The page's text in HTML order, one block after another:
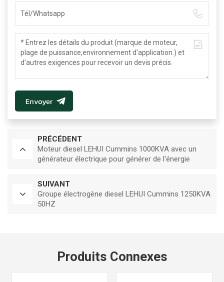
Envoyer
PRÉCÉDENT
Moteur diesel LEHUI Cummins 1000KVA avec un
générateur électrique pour générer de l'énergie
SUIVANT
Groupe électrogène diesel LEHUI Cummins 1250KVA
50HZ
Produits Connexes